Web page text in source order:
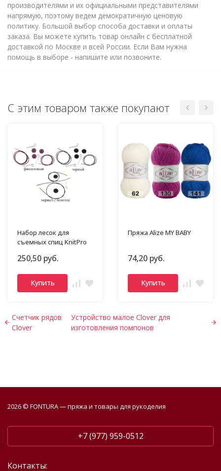
производителями и их официальными представителями
напрямую, поэтому ведем демократичную ценовую
политику. Большой выбор способа доставки и оплаты
заказа. Вы можете купить товар онлайн с бесплатной
доставкой по Москве и всей России. Если Вам нужна
помощь в выборе - напишите или позвоните.
С этим товаром также покупают
Набор лесок для
съемных спиц KnitPro
250,50 руб.
Купить
Пряжа Alize MY BABY
74,20 руб.
Купить
Счетчик рядов
Clover
Устройство малое Clover для
изготовления помпонов
2026 © FONTURA — пряжа и товары для рукоделия
+7 (977) 959-0512
Контакты: